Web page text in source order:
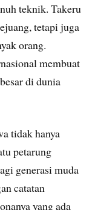
teknik. Takeru
tetapi juga
orang.
membuat
di dunia
tidak hanya
petarung
generasi muda
catatan
yang ada